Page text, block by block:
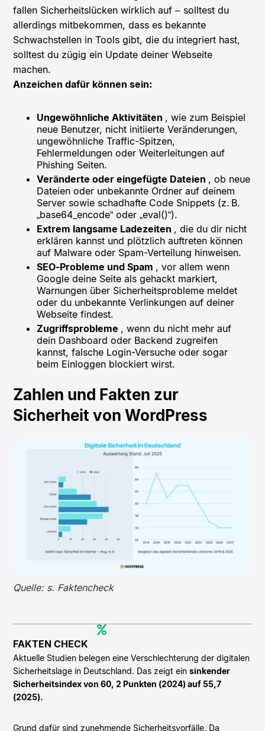
fallen Sicherheitslücken wirklich auf – solltest du
allerdings mitbekommen, dass es bekannte
Schwachstellen in Tools gibt, die du integriert hast,
solltest du zügig ein Update deiner Webseite
machen.
Anzeichen dafür können sein:
Ungewöhnliche Aktivitäten , wie zum Beispiel
neue Benutzer, nicht initiierte Veränderungen,
ungewöhnliche Traffic-Spitzen,
Fehlermeldungen oder Weiterleitungen auf
Phishing Seiten.
Veränderte oder eingefügte Dateien , ob neue
Dateien oder unbekannte Ordner auf deinem
Server sowie schadhafte Code Snippets (z. B.
„base64_encode“ oder „eval()“).
Extrem langsame Ladezeiten , die du dir nicht
erklären kannst und plötzlich auftreten können
auf Malware oder Spam-Verteilung hinweisen.
SEO-Probleme und Spam , vor allem wenn
Google deine Seite als gehackt markiert,
Warnungen über Sicherheitsprobleme meldet
oder du unbekannte Verlinkungen auf deiner
Webseite findest.
Zugriffsprobleme , wenn du nicht mehr auf
dein Dashboard oder Backend zugreifen
kannst, falsche Login-Versuche oder sogar
beim Einloggen blockiert wirst.
Zahlen und Fakten zur
Sicherheit von WordPress
Quelle: s. Faktencheck
FAKTEN CHECK
Aktuelle Studien belegen eine Verschlechterung der digitalen
Sicherheitslage in Deutschland. Das zeigt einsinkender
Sicherheitsindex von 60, 2 Punkten (2024) auf 55,7
(2025).
Grund dafür sind zunehmende Sicherheitsvorfälle. Da